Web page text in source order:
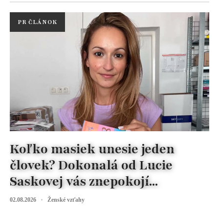
PR ČLÁNOK
Koľko masiek unesie jeden
človek? Dokonalá od Lucie
Saskovej vás znepokojí...
02.08.2026 Ženské vzťahy